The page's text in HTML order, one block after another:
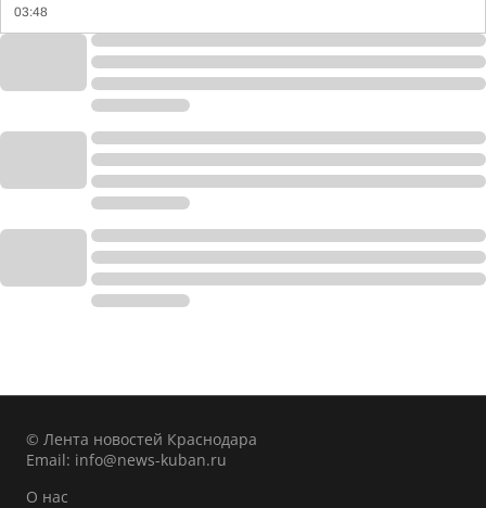
03:48
© Лента новостей Краснодара
Email: info@news-kuban.ru
О нас